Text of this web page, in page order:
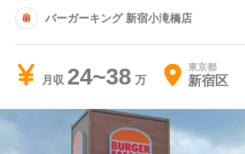
バーガーキング 新宿小滝橋店
月収 24~38 東京都
新宿区